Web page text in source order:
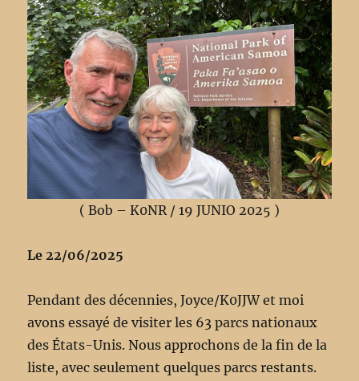
( Bob – K0NR / 19 JUNIO 2025 )
Le 22/06/2025
Pendant des décennies, Joyce/K0JJW et moi
avons essayé de visiter les 63 parcs nationaux
des États-Unis. Nous approchons de la fin de la
liste, avec seulement quelques parcs restants.